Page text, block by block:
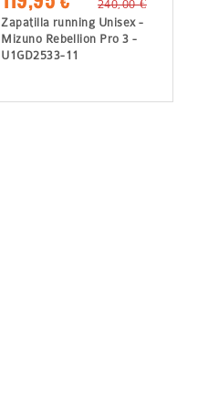
240,00 €
Zapatilla running Unisex -
Mizuno Rebellion Pro 3 -
U1GD2533-11